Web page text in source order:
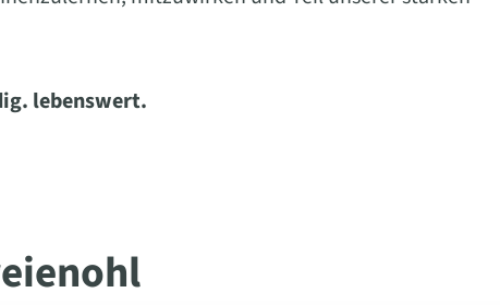
lebenswert.